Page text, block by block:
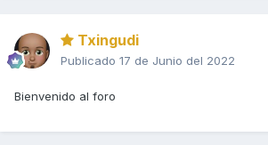
Txingudi
Publicado 17 de Junio del 2022
Bienvenido al foro